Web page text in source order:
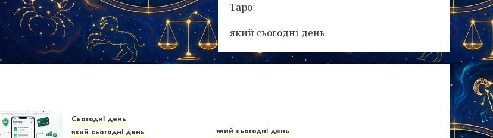
Таро
який сьогодні день
Сьогодні день
який сьогодні день
який сьогодні день